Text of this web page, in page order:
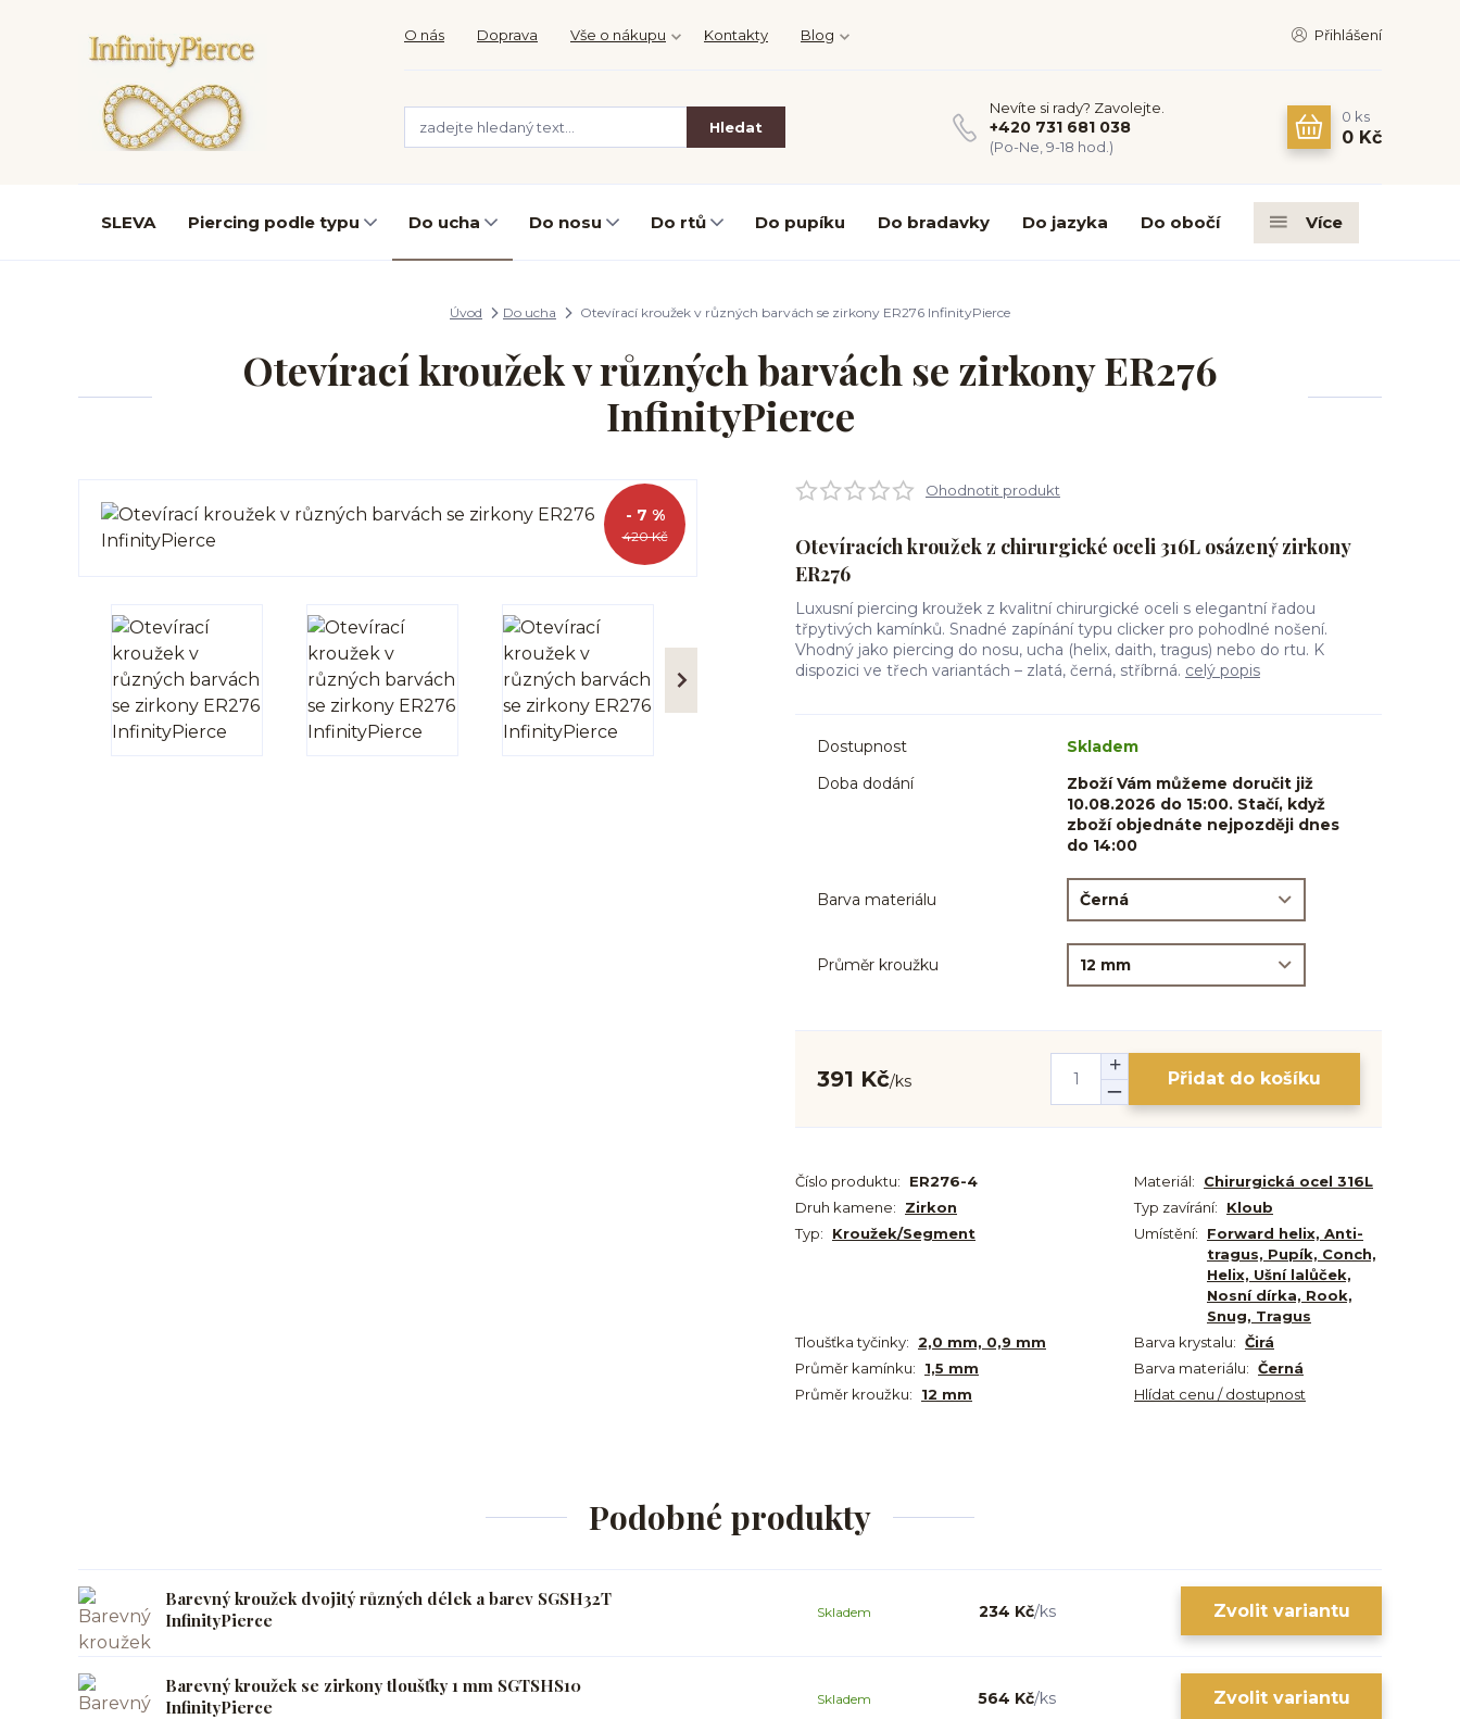
O nás Doprava Vše o nákupu Kontakty Blog Přihlášení
Hledat
Nevíte si rady? Zavolejte.
+420 731 681 038
(Po-Ne, 9-18 hod.)
0 ks
0 Kč
SLEVA Piercing podle typu Do ucha Do nosu Do rtů Do pupíku Do bradavky Do jazyka Do obočí Více
Úvod Do ucha Otevírací kroužek v různých barvách se zirkony ER276 InfinityPierce
Otevírací kroužek v různých barvách se zirkony ER276
InfinityPierce
420 Kč
- 7 %
Ohodnotit produkt
Otevíracích kroužek z chirurgické oceli 316L osázený zirkony
ER276
Luxusní piercing kroužek z kvalitní chirurgické oceli s elegantní řadou
třpytivých kamínků. Snadné zapínání typu clicker pro pohodlné nošení.
Vhodný jako piercing do nosu, ucha (helix, daith, tragus) nebo do rtu. K
dispozici ve třech variantách – zlatá, černá, stříbrná. celý popis
Dostupnost
Skladem
Doba dodání
Zboží Vám můžeme doručit již
10.08.2026 do 15:00. Stačí, když
zboží objednáte nejpozději dnes
do 14:00
Barva materiálu
Průměr kroužku
391 Kč/ks Přidat do košíku
Číslo produktu: ER276-4 Materiál:
Chirurgická ocel 316L
Druh kamene:
Zirkon Typ zavírání:
Kloub
Typ:
Kroužek/Segment Umístění:
Forward helix, Anti-
tragus, Pupík, Conch,
Helix, Ušní lalůček,
Nosní dírka, Rook,
Snug, Tragus
Tloušťka tyčinky: 2,0 mm, 0,9 mm Barva krystalu: Čirá
Průměr kamínku:
1,5 mm Barva materiálu: Černá
Průměr kroužku:
12 mm Hlídat cenu / dostupnost
Podobné produkty
Barevný kroužek dvojitý různých délek a barev SGSH32T
InfinityPierce
234 Kč/ks
Skladem Zvolit variantu
Barevný kroužek se zirkony tloušťky 1 mm SGTSHS10
InfinityPierce
564 Kč/ks
Skladem Zvolit variantu